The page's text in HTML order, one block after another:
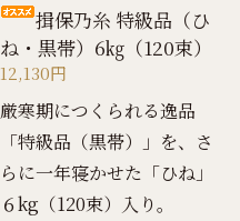
揖保乃糸 特級品（ひ
ね・黒帯）6㎏（120束）
12,130円
厳寒期につくられる逸品
「特級品（黒帯）」を、さ
らに一年寝かせた「ひね」
６kg（120束）入り。